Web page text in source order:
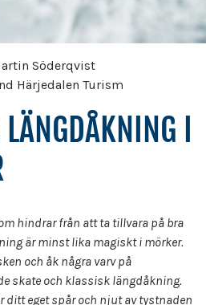
Söderqvist
Härjedalen Turism
I
hindrar från att ta tillvara på bra
är minst lika magiskt i mörker.
och åk några varv på
skate och klassisk längdåkning.
ditt eget spår och njut av tystnaden